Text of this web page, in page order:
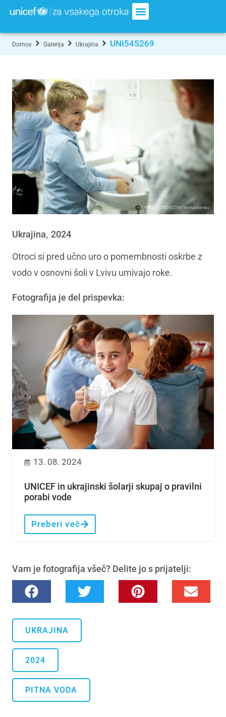
Domov Galerija Ukrajina UNI545269
UNICEF/UNI545269/Yevtushenko
Ukrajina, 2024
Otroci si pred učno uro o pomembnosti oskrbe z
vodo v osnovni šoli v Lvivu umivajo roke.
Fotografija je del prispevka:
13. 08. 2024
UNICEF in ukrajinski šolarji skupaj o pravilni
porabi vode
Preberi več
Vam je fotografija všeč? Delite jo s prijatelji:
UKRAJINA
2024
PITNA VODA